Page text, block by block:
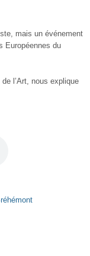
mais un événement
Européennes du
l’Art, nous explique